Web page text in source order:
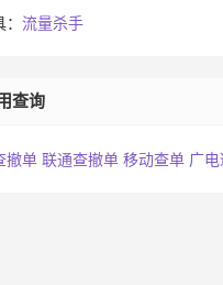
流量杀手
查询
撤单 联通查撤单 移动查单 广